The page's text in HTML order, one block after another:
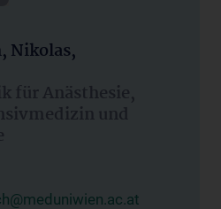
Nikolas,
für Anästhesie,
und